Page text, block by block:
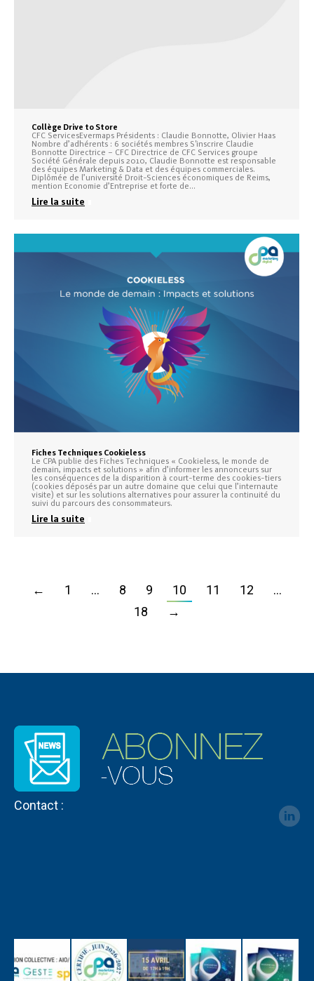
Collège Drive to Store
CFC ServicesEvermaps Présidents : Claudie Bonnotte, Olivier Haas
Nombre d’adhérents : 6 sociétés membres S'inscrire Claudie
Bonnotte Directrice – CFC Directrice de CFC Services groupe
Société Générale depuis 2010, Claudie Bonnotte est responsable
des équipes Marketing & Data et des équipes commerciales.
Diplômée de l’université Droit-Sciences économiques de Reims,
mention Economie d’Entreprise et forte de…
Lire la suite
Fiches Techniques Cookieless
Le CPA publie des Fiches Techniques « Cookieless, le monde de
demain, impacts et solutions » afin d’informer les annonceurs sur
les conséquences de la disparition à court-terme des cookies-tiers
(cookies déposés par un autre domaine que celui que l’internaute
visite) et sur les solutions alternatives pour assurer la continuité du
suivi du parcours des consommateurs.
Lire la suite
← 1 … 8 9 10 11 12
…
18
→
Contact :